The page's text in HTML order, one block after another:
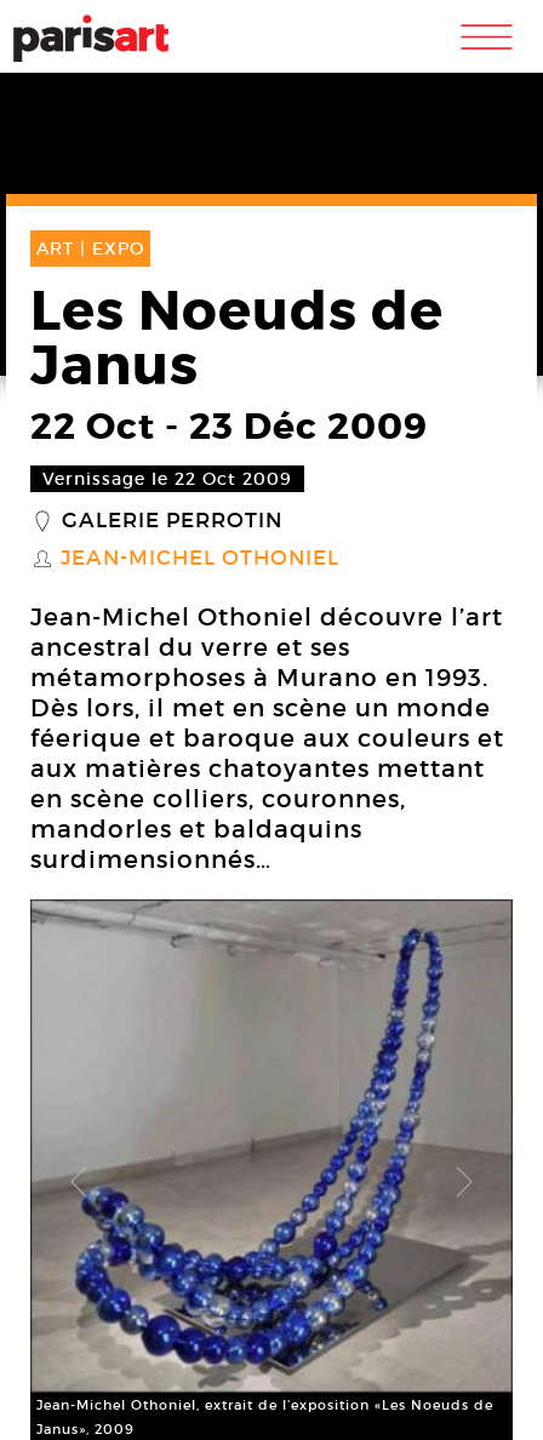
m
ART | EXPO
Les Noeuds de
Janus
22 Oct - 23 Déc 2009
Vernissage le 22 Oct 2009
_ GALERIE PERROTIN
S JEAN-MICHEL OTHONIEL
Jean-Michel Othoniel découvre l’art
ancestral du verre et ses
métamorphoses à Murano en 1993.
Dès lors, il met en scène un monde
féerique et baroque aux couleurs et
aux matières chatoyantes mettant
en scène colliers, couronnes,
mandorles et baldaquins
surdimensionnés…
Jean-Michel Othoniel, extrait de l’exposition «Les Noeuds de
Janus», 2009